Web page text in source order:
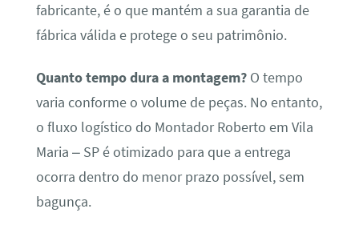
fabricante, é o que mantém a sua garantia de
fábrica válida e protege o seu patrimônio.
Quanto tempo dura a montagem?O tempo
varia conforme o volume de peças. No entanto,
o fluxo logístico do Montador Roberto em Vila
Maria – SP é otimizado para que a entrega
ocorra dentro do menor prazo possível, sem
bagunça.